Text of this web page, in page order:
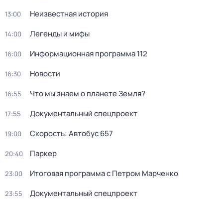
13:00 Неизвестная история
14:00 Легенды и мифы
16:00 Информационная программа 112
16:30 Новости
16:55 Что мы знаем о планете Земля?
17:55 Документальный спецпроект
19:00 Скорость: Автобус 657
20:40 Паркер
23:00 Итоговая программа с Петром Марченко
23:55 Документальный спецпроект